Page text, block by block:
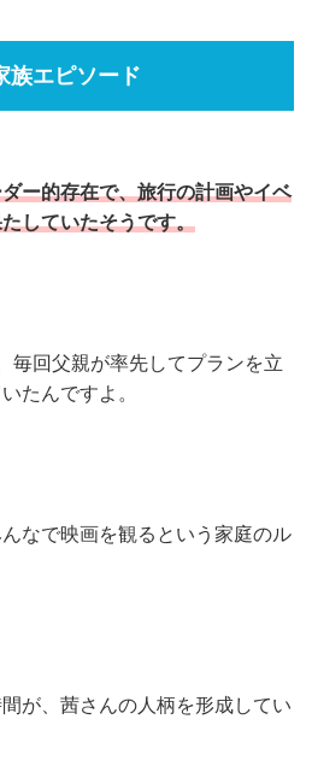
族エピソード
ー的存在で、旅行の計画やイベ
していたそうです。
毎回父親が率先してプランを立
たんですよ。
なで映画を観るという家庭のル
が、茜さんの人柄を形成してい